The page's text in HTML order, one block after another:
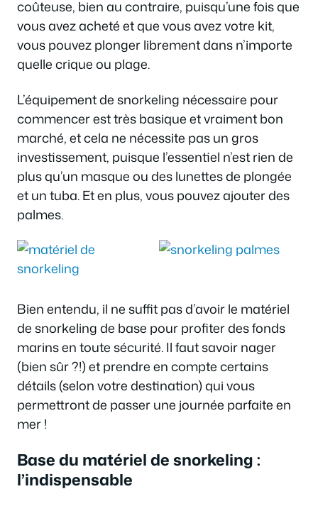
coûteuse, bien au contraire, puisqu’une fois que
vous avez acheté et que vous avez votre kit,
vous pouvez plonger librement dans n’importe
quelle crique ou plage.
L’équipement de snorkeling nécessaire pour
commencer est très basique et vraiment bon
marché, et cela ne nécessite pas un gros
investissement, puisque l’essentiel n’est rien de
plus qu’un masque ou des lunettes de plongée
et un tuba. Et en plus, vous pouvez ajouter des
palmes.
Bien entendu, il ne suffit pas d’avoir le matériel
de snorkeling de base pour profiter des fonds
marins en toute sécurité. Il faut savoir nager
(bien sûr ?!) et prendre en compte certains
détails (selon votre destination) qui vous
permettront de passer une journée parfaite en
mer !
Base du matériel de snorkeling :
l’indispensable